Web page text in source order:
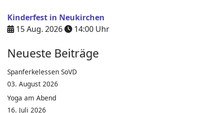
Kinderfest in Neukirchen
15 Aug. 2026
14:00 Uhr
Neueste Beiträge
Spanferkelessen SoVD
03. August 2026
Yoga am Abend
16. Juli 2026